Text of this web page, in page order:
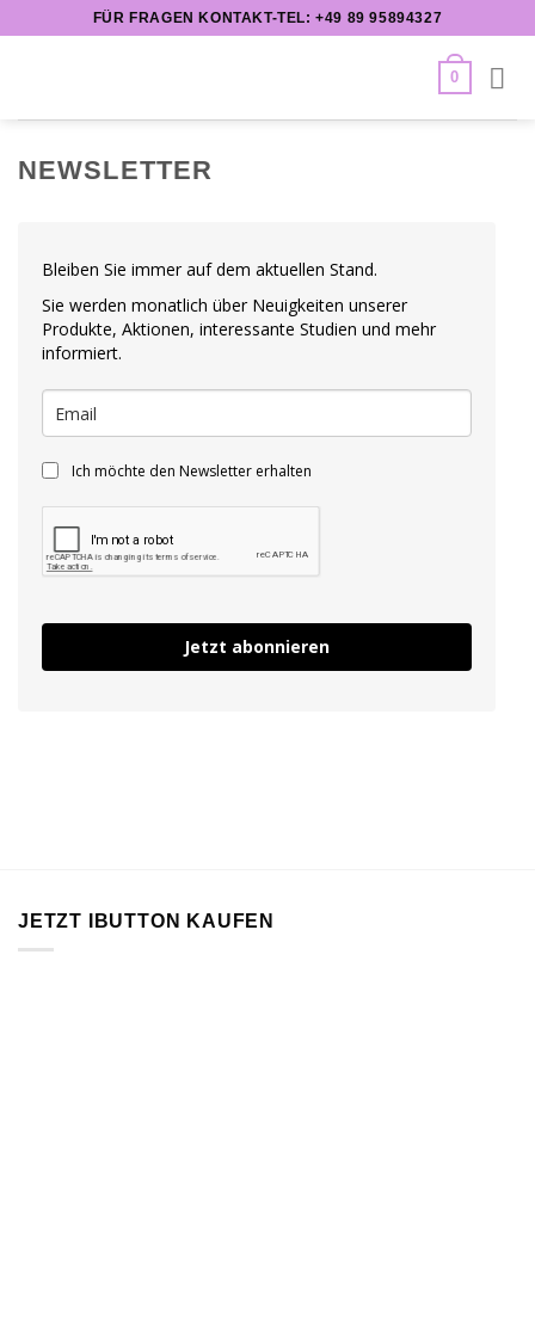
FÜR FRAGEN KONTAKT-TEL: +49 89 95894327
0
NEWSLETTER
Bleiben Sie immer auf dem aktuellen Stand.
Sie werden monatlich über Neuigkeiten unserer
Produkte, Aktionen, interessante Studien und mehr
informiert.
Ich möchte den Newsletter erhalten
Jetzt abonnieren
JETZT IBUTTON KAUFEN